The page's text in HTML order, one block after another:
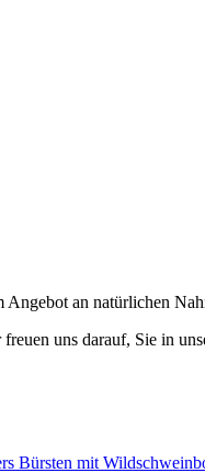
an natürlichen
uns darauf, Sie in
Bürsten mit